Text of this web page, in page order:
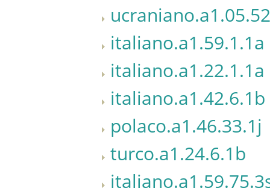
italiano.a1.59.1.1a
italiano.a1.22.1.1a
italiano.a1.42.6.1b
polaco.a1.46.33.1j
turco.a1.24.6.1b